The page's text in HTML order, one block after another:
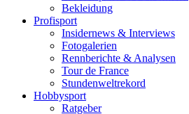
Bekleidung
Profisport
Insidernews & Interviews
Fotogalerien
Rennberichte & Analysen
Tour de France
Stundenweltrekord
Hobbysport
Ratgeber